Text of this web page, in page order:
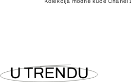
U TRENDU